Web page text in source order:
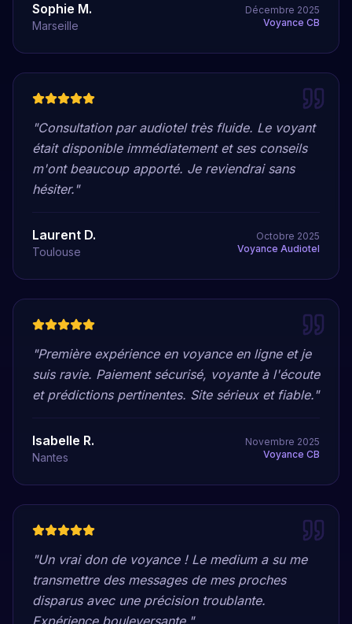
Sophie M.
Marseille
Décembre 2025
Voyance CB
"Consultation par audiotel très fluide. Le voyant
était disponible immédiatement et ses conseils
m'ont beaucoup apporté. Je reviendrai sans
hésiter."
Laurent D.
Toulouse
Octobre 2025
Voyance Audiotel
"Première expérience en voyance en ligne et je
suis ravie. Paiement sécurisé, voyante à l'écoute
et prédictions pertinentes. Site sérieux et fiable."
Isabelle R.
Nantes
Novembre 2025
Voyance CB
"Un vrai don de voyance ! Le medium a su me
transmettre des messages de mes proches
disparus avec une précision troublante.
Expérience bouleversante."